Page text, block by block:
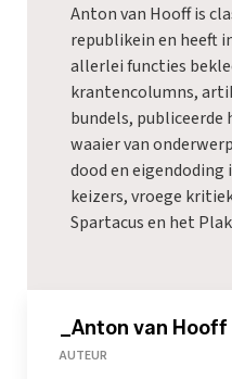
Anton van Hooff is
republikein en heeft
allerlei functies
krantencolumns,
bundels, publiceerde
waaier van
dood en eigendoding
keizers, vroege
Spartacus en het
_Anton van Hooff
AUTEUR